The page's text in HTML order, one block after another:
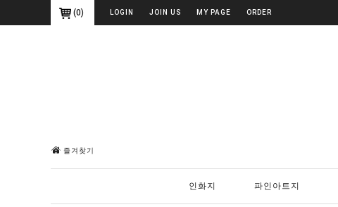
(0) LOGIN JOIN US MY PAGE ORDER
즐겨찾기
인화지 파인아트지